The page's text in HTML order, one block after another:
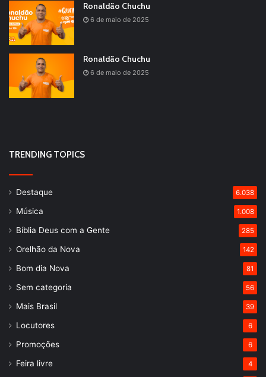
Ronaldão Chuchu
6 de maio de 2025
Ronaldão Chuchu
6 de maio de 2025
TRENDING TOPICS
Destaque 6.038
Música 1.008
Bíblia Deus com a Gente 285
Orelhão da Nova 142
Bom dia Nova 81
Sem categoria 56
Mais Brasil 39
Locutores 6
Promoções 6
Feira livre 4